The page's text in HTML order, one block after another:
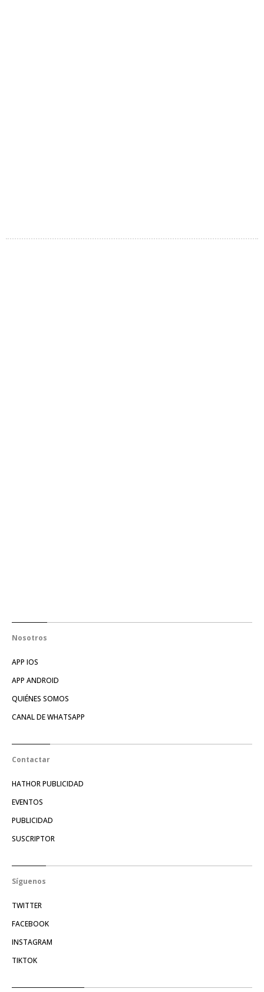
Nosotros
APP IOS
APP ANDROID
QUIÉNES SOMOS
CANAL DE WHATSAPP
Contactar
HATHOR PUBLICIDAD
EVENTOS
PUBLICIDAD
SUSCRIPTOR
Síguenos
TWITTER
FACEBOOK
INSTAGRAM
TIKTOK